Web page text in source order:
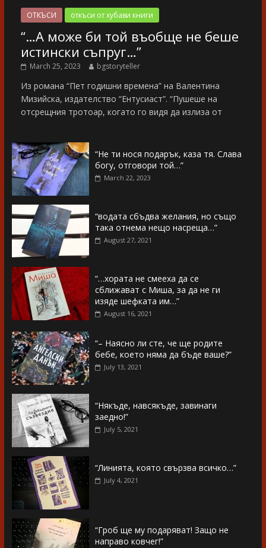
ОТКЪСИ откъси от хубави книги
“…А може би той въобще не беше
истински съпруг…”
March 25, 2023 bgstoryteller
Из романа “Пет годишни времена” на Валентина
Мизийска, издателство “Ентусиаст”. “Пушеше на
отсрещния тротоар, когато го видя да излиза от
“Не ти нося подарък, каза тя. Слава
богу, отговори той…”
March 22, 2023
“водата сбъдва желания, но също
така отнема нещо насреща…”
August 27, 2021
“…хората не смееха да се
сближават с Миша, за да не ги
изяде шефката им…”
August 16, 2021
“– Наясно ли сте, че ще родите
бебе, което няма да бъде ваше?”
July 13, 2021
“Някъде, навсякъде, завинаги
заедно!”
July 5, 2021
“Линията, която свързва всичко…”
July 4, 2021
“Гроб ще му подаряват! Защо не
направо ковчег!”